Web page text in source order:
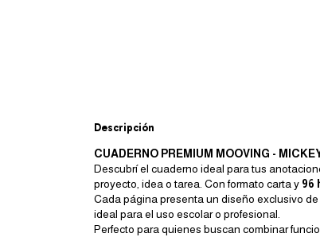
Descripción
CUADERNO PREMIUM MOOVING -
Descubrí el cuaderno ideal para tus
proyecto, idea o tarea. Con formato carta y 96
Cada página presenta un diseño exclusivo
ideal para el uso escolar o profesional.
Perfecto para quienes buscan combinar